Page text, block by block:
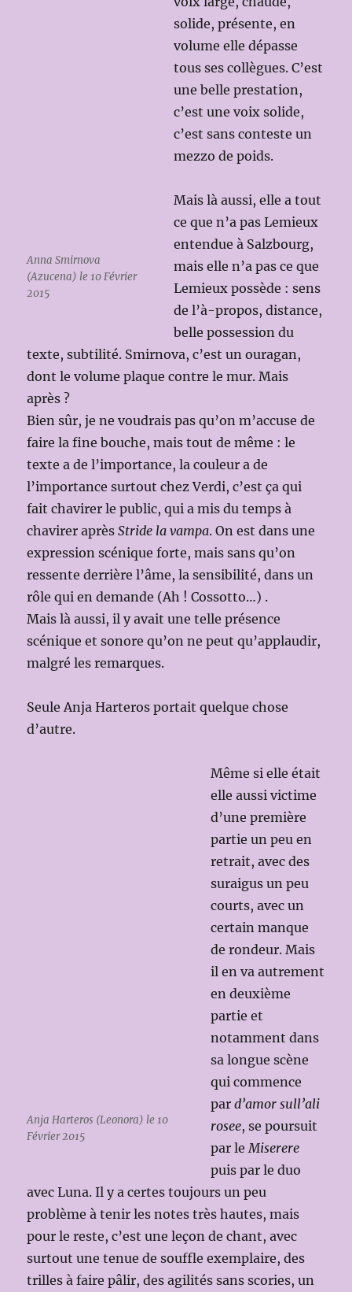
Anna Smirnova
(Azucena) le 10 Février
2015
solide, présente, en
volume elle dépasse
tous ses collègues. C’est
une belle prestation,
c’est une voix solide,
c’est sans conteste un
mezzo de poids.
Mais là aussi, elle a tout
ce que n’a pas Lemieux
entendue à Salzbourg,
mais elle n’a pas ce que
Lemieux possède : sens
de l’à-propos, distance,
belle possession du
texte, subtilité. Smirnova, c’est un ouragan,
dont le volume plaque contre le mur. Mais
après ?
Bien sûr, je ne voudrais pas qu’on m’accuse de
faire la fine bouche, mais tout de même : le
texte a de l’importance, la couleur a de
l’importance surtout chez Verdi, c’est ça qui
fait chavirer le public, qui a mis du temps à
chavirer aprèsStride la vampa. On est dans une
expression scénique forte, mais sans qu’on
ressente derrière l’âme, la sensibilité, dans un
rôle qui en demande (Ah ! Cossotto…) .
Mais là aussi, il y avait une telle présence
scénique et sonore qu’on ne peut qu’applaudir,
malgré les remarques.
Seule Anja Harteros portait quelque chose
d’autre.
Anja Harteros (Leonora) le 10
Février 2015
Même si elle était
elle aussi victime
d’une première
partie un peu en
retrait, avec des
suraigus un peu
courts, avec un
certain manque
de rondeur. Mais
il en va autrement
en deuxième
partie et
notamment dans
sa longue scène
qui commence
pard’amor sull’ali
rosee, se poursuit
par leMiserere
puis par le duo
avec Luna. Il y a certes toujours un peu
problème à tenir les notes très hautes, mais
pour le reste, c’est une leçon de chant, avec
surtout une tenue de souffle exemplaire, des
trilles à faire pâlir, des agilités sans scories, un